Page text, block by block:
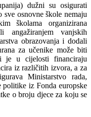
dužni su osigurati
sve osnovne škole nemaju
školama organizirana
vanjskih
obrazovanja i dodali
za učenike može biti
je u cijelosti financiraju
iz različitih izvora, a za
Ministarstvo rada,
iz Fonda europske
o broju djece za koju se